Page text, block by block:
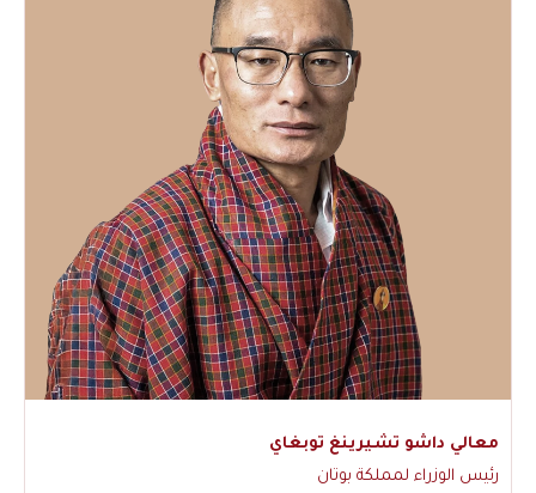
معالي داشو تشيرينغ توبغاي
رئيس الوزراء لمملكة بوتان